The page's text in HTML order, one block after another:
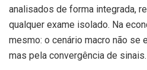
analisados de forma integrada,
qualquer exame isolado. Na
mesmo: o cenário macro não se
mas pela convergência de sinais.